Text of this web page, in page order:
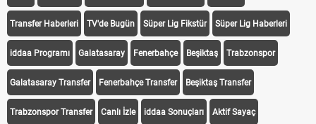
Transfer Haberleri TV'de Bugün Süper Lig Fikstür Süper Lig Haberleri
iddaa Programı Galatasaray Fenerbahçe Beşiktaş Trabzonspor
Galatasaray Transfer Fenerbahçe Transfer Beşiktaş Transfer
Trabzonspor Transfer Canlı İzle iddaa Sonuçları Aktif Sayaç